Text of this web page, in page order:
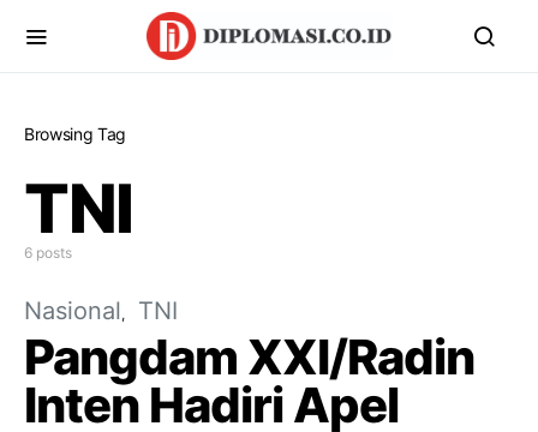
Browsing Tag
TNI
6 posts
Nasional TNI
Pangdam XXI/Radin
Inten Hadiri Apel